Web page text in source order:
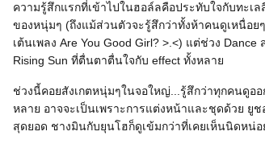
ความรู้สึกแรกที่เข้าไปในฮอล์ลคือประทับใจกับทะ
ของหนุ่มๆ (ถึงแม้ส่วนตัวจะรู้สึกว่าทั้งห้าคนดูเหนื่อ
เต้นเพลง Are You Good Girl? >.<) แต่ช่วง
Rising Sun ที่ตื่นตาตื่นใจกับ effect ทั้งหลา
ช่วงนี้คอยสังเกตหนุ่มๆในจอใหญ่...รู้สึกว่าทุกคนดูอ
หลาย อาจจะเป็นเพราะการแต่งหน้าและชุดด้วย
สุดยอด ชางมินกับยุนโฮก็ดูเข้มกว่าที่เคยเห็นนิดหน่